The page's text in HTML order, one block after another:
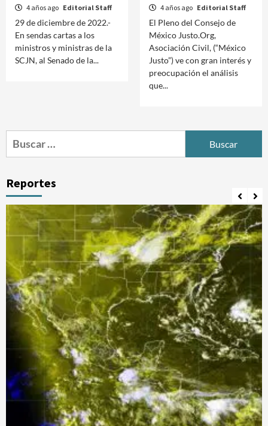
4 años ago Editorial Staff
29 de diciembre de 2022.-
En sendas cartas a los
ministros y ministras de la
SCJN, al Senado de la...
4 años ago Editorial Staff
El Pleno del Consejo de
México Justo.Org,
Asociación Civil, (“México
Justo”) ve con gran interés y
preocupación el análisis
que...
Buscar:
Reportes